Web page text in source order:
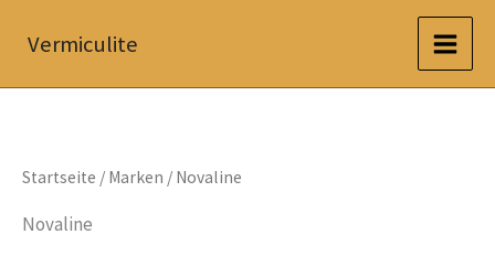
InhaltVermiculite
Startseite / Marken / Novaline
Novaline